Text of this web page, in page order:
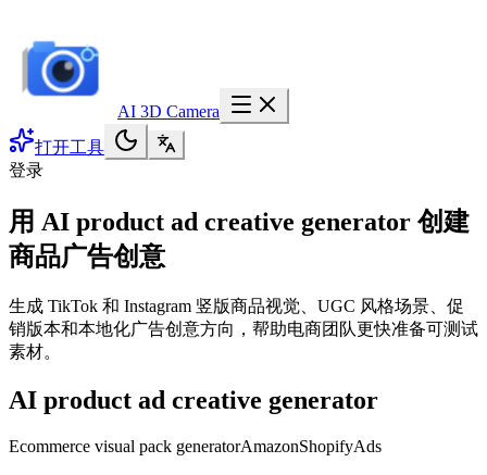
AI 3D Camera
打开工具
登录
用 AI product ad creative generator 创建
商品广告创意
生成 TikTok 和 Instagram 竖版商品视觉、UGC 风格场景、促
销版本和本地化广告创意方向，帮助电商团队更快准备可测试
素材。
AI product ad creative generator
Ecommerce visual pack generatorAmazonShopifyAds